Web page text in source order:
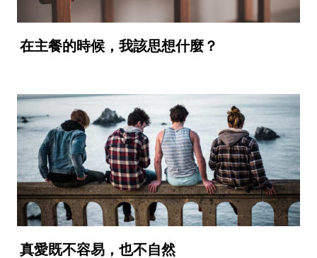
在主餐的時候，我該思想什麼？
真愛既不容易，也不自然